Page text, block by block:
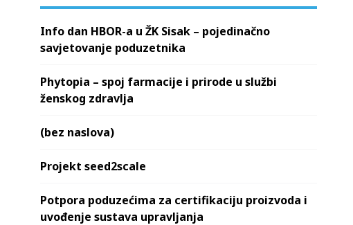
Info dan HBOR-a u ŽK Sisak – pojedinačno
savjetovanje poduzetnika
Phytopia – spoj farmacije i prirode u službi
ženskog zdravlja
(bez naslova)
Projekt seed2scale
Potpora poduzećima za certifikaciju proizvoda i
uvođenje sustava upravljanja